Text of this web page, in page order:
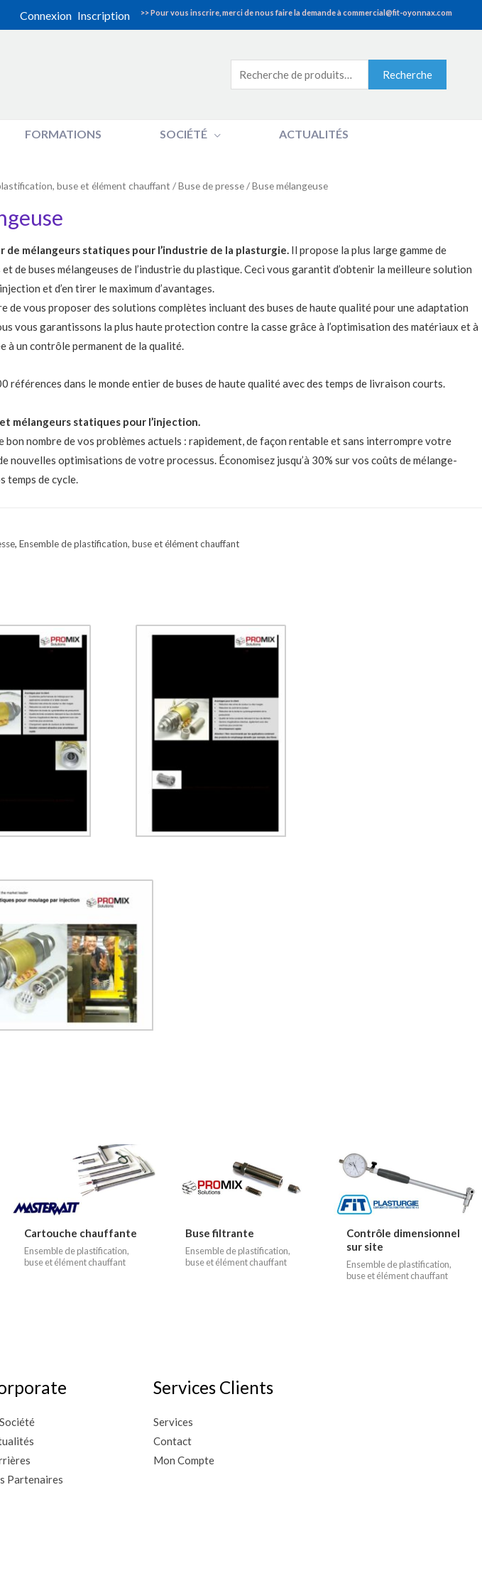
Connexion Inscription >> Pour vous inscrire, merci de nous faire la demande à commercial@fit-oyonnax.com
Recherche
FORMATIONS SOCIÉTÉ ACTUALITÉS
buse et élément chauffant /Buse de presse/ Buse mélangeuse
de mélangeurs statiques pour l’industrie de la plasturgie. Il propose la plus large gamme de
de buses mélangeuses de l’industrie du plastique. Ceci vous garantit d’obtenir la meilleure solution
et d’en tirer le maximum d’avantages.
de vous proposer des solutions complètes incluant des buses de haute qualité pour une adaptation
vous garantissons la plus haute protection contre la casse grâce à l’optimisation des matériaux et à
à un contrôle permanent de la qualité.
références dans le monde entier de buses de haute qualité avec des temps de livraison courts.
mélangeurs statiques pour l’injection.
bon nombre de vos problèmes actuels : rapidement, de façon rentable et sans interrompre votre
nouvelles optimisations de votre processus. Économisez jusqu’à 30% sur vos coûts de mélange-
temps de cycle.
,Ensemble de plastification, buse et élément chauffant
Cartouche chauffante
Ensemble de plastification,
buse et élément chauffant
Buse filtrante
Ensemble de plastification,
buse et élément chauffant
Contrôle dimensionnel
sur site
Ensemble de plastification,
buse et élément chauffant
Partenaires
Services Clients
Services
Contact
Mon Compte